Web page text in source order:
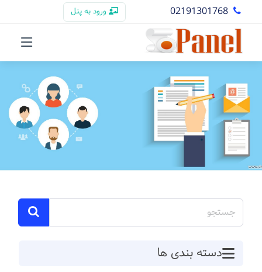
02191301768 ورود به پنل
دسته بندی ها